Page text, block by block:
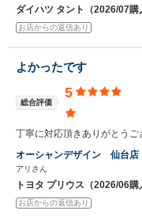
ダイハツ タント（2026/07購
お店からの返信あり
よかったです
総合評価
5
丁寧に対応頂きありがとうご
オーシャンデザイン 仙台店
アリさん
トヨタ プリウス（2026/06購
お店からの返信あり